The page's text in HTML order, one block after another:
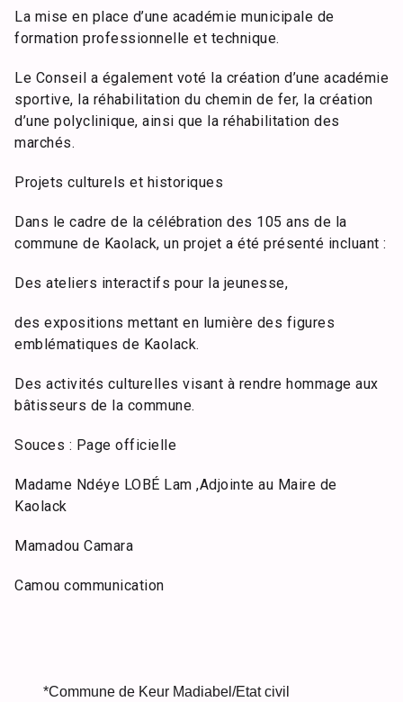
La mise en place d’une académie municipale de
formation professionnelle et technique.
Le Conseil a également voté la création d’une académie
sportive, la réhabilitation du chemin de fer, la création
d’une polyclinique, ainsi que la réhabilitation des
marchés.
Projets culturels et historiques
Dans le cadre de la célébration des 105 ans de la
commune de Kaolack, un projet a été présenté incluant :
Des ateliers interactifs pour la jeunesse,
des expositions mettant en lumière des figures
emblématiques de Kaolack.
Des activités culturelles visant à rendre hommage aux
bâtisseurs de la commune.
Souces : Page officielle
Madame Ndéye LOBÉ Lam ,Adjointe au Maire de
Kaolack
Mamadou Camara
Camou communication
*Commune de Keur Madiabel/Etat civil